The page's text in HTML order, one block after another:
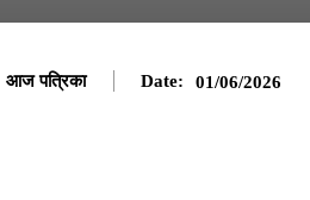
आज पत्रिका Date: 01/06/2026